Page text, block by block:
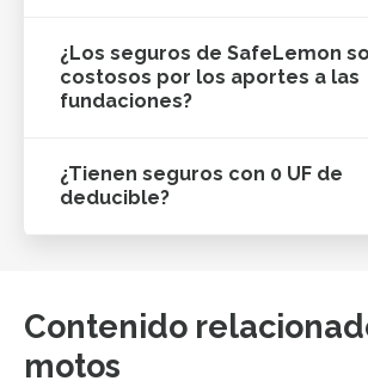
¿Los seguros de SafeLemon
costosos por los aportes a las
fundaciones?
¿Tienen seguros con 0 UF de
deducible?
Contenido
motos